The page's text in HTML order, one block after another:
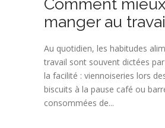
manger au
Au quotidien, les habitudes
travail sont souvent dictées
la facilité : viennoiseries lors
biscuits à la pause café ou
consommées de...